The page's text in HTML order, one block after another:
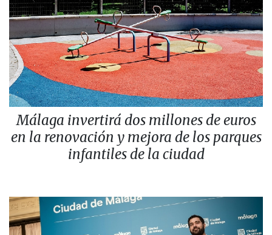
Málaga invertirá dos millones de euros
en la renovación y mejora de los parques
infantiles de la ciudad